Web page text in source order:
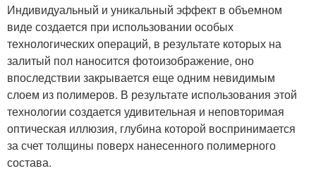
Индивидуальный и уникальный эффект в объемном
виде создается при использовании особых
технологических операций, в результате которых на
залитый пол наносится фотоизображение, оно
впоследствии закрывается еще одним невидимым
слоем из полимеров. В результате использования этой
технологии создается удивительная и неповторимая
оптическая иллюзия, глубина которой воспринимается
за счет толщины поверх нанесенного полимерного
состава.